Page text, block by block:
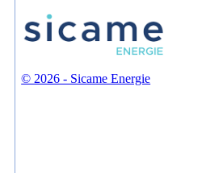
© 2026 - Sicame Energie